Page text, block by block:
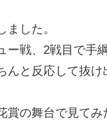
した。
戦、2戦目で手
と反応して抜
の舞台で見てみ